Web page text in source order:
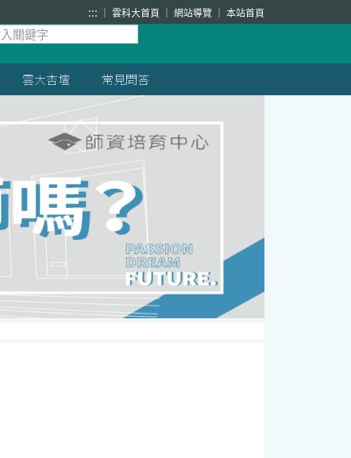
::: 雲科大首頁 網站導覽 本站首頁
雲大杏壇 常見問答